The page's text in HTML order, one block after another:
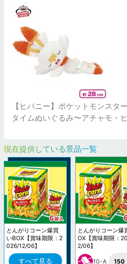
【ヒバニー】ポケットモンスタ
タイムぬいぐるみ〜アチャモ・
現在提供している景品一覧
とんがりコーン爆買
いBOX【賞味期限：2
026/12/06】
すべて見る
とんがりコーン爆
OX【賞味期限：
2/06】
10-A 150